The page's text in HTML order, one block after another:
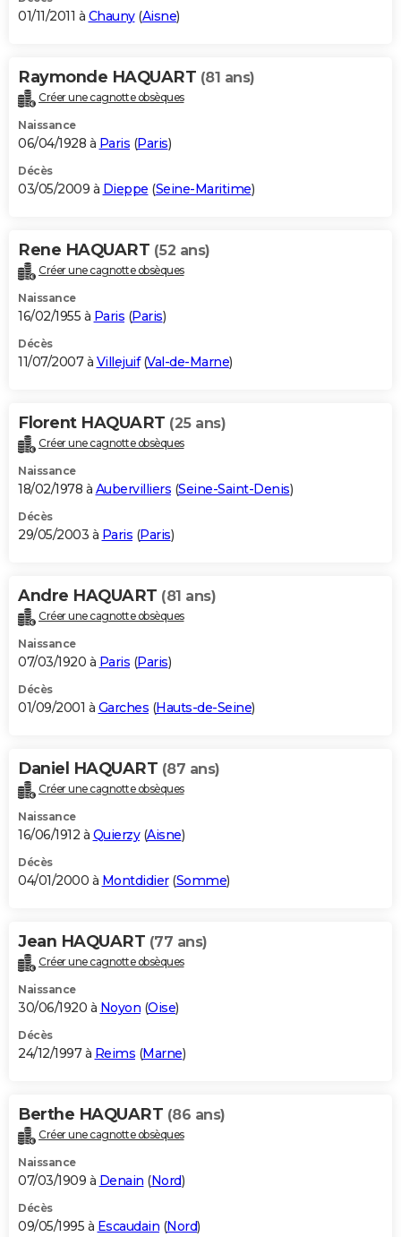
01/11/2011 à Chauny(Aisne)
Raymonde HAQUART (81 ans)
Créer une cagnotte obsèques
Naissance
06/04/1928 à Paris (Paris)
Décès
03/05/2009 à Dieppe (Seine-Maritime)
Rene HAQUART (52 ans)
Créer une cagnotte obsèques
Naissance
16/02/1955 à Paris (Paris)
Décès
11/07/2007 à Villejuif(Val-de-Marne)
Florent HAQUART (25 ans)
Créer une cagnotte obsèques
Naissance
18/02/1978 à Aubervilliers (Seine-Saint-Denis)
Décès
29/05/2003 à Paris (Paris)
Andre HAQUART (81 ans)
Créer une cagnotte obsèques
Naissance
07/03/1920 à Paris (Paris)
Décès
01/09/2001 à Garches (Hauts-de-Seine)
Daniel HAQUART (87 ans)
Créer une cagnotte obsèques
Naissance
16/06/1912 à Quierzy(Aisne)
Décès
04/01/2000 à Montdidier(Somme)
Jean HAQUART (77 ans)
Créer une cagnotte obsèques
Naissance
30/06/1920 à Noyon (Oise)
Décès
24/12/1997 à Reims (Marne)
Berthe HAQUART (86 ans)
Créer une cagnotte obsèques
Naissance
07/03/1909 à Denain (Nord)
Décès
09/05/1995 à Escaudain (Nord)